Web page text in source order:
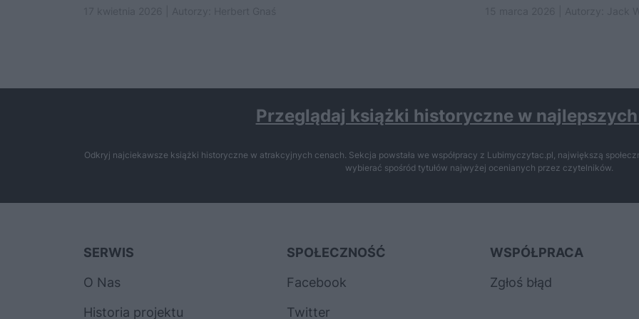
Przeglądaj książki historyczne w
Odkryj najciekawsze książki historyczne w atrakcyjnych cenach. Sekcja powstała we współpracy z Lubimyczytac.pl, największą
wybierać spośród tytułów najwyżej ocenianych przez czytelników.
SERWIS
O Nas
Historia projektu
SPOŁECZNOŚĆ
Facebook
Twitter
WSPÓŁPRACA
Zgłoś błąd